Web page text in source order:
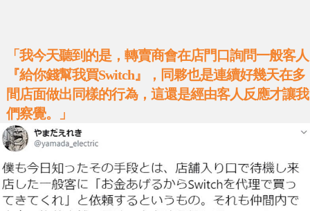
「我今天聽到的是，轉賣商會在店門口詢問一般客人
『給你錢幫我買Switch』，同夥也是連續好幾天在多
間店面做出同樣的行為，這還是經由客人反應才讓我
們察覺。」